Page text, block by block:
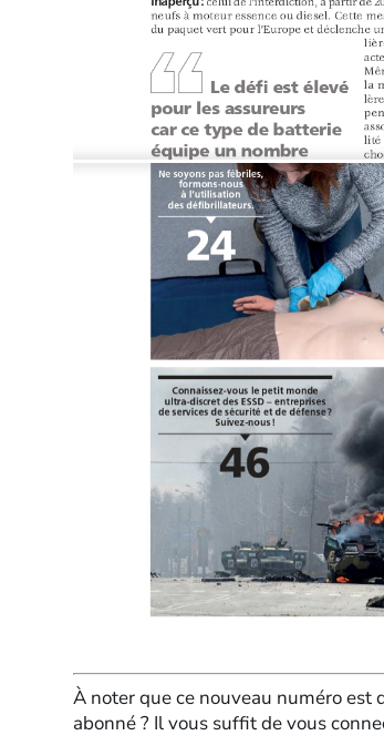
À noter que ce nouveau numéro est
abonné ? Il vous suffit de vous